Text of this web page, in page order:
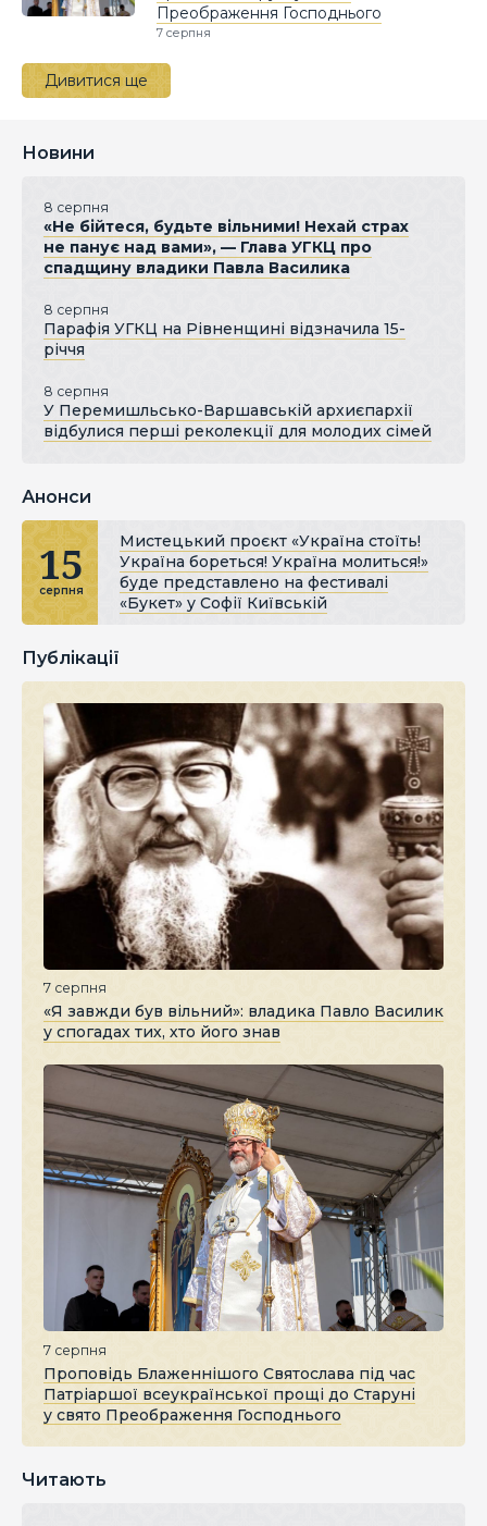
Преображення Господнього
7 серпня
Дивитися ще
Новини
8 серпня
«Не бійтеся, будьте вільними! Нехай страх
не панує над вами», — Глава УГКЦ про
спадщину владики Павла Василика
8 серпня
Парафія УГКЦ на Рівненщині відзначила 15-
річчя
8 серпня
У Перемишльсько-Варшавській архиєпархії
відбулися перші реколекції для молодих сімей
Анонси
15
серпня
Мистецький проєкт «Україна стоїть!
Україна бореться! Україна молиться!»
буде представлено на фестивалі
«Букет» у Софії Київській
Публікації
7 серпня
«Я завжди був вільний»: владика Павло Василик
у спогадах тих, хто його знав
7 серпня
Проповідь Блаженнішого Святослава під час
Патріаршої всеукраїнської прощі до Старуні
у свято Преображення Господнього
Читають